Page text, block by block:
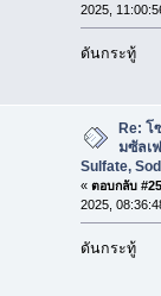
2025,
ดันกระทู้
Re: โ
มซัลเ
Sulfate,
« ตอบกลับ
2025,
ดันกระทู้